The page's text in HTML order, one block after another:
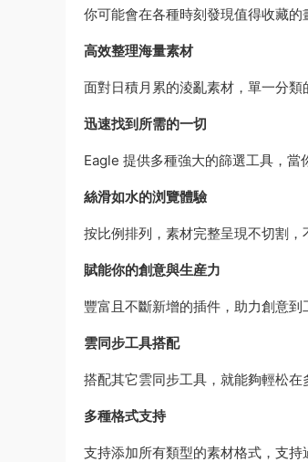
你可能會在各種時刻發現值得收藏的
高效整理海量素材
面對日積月累的淩亂素材，單一分類
迅速找到所需的一切
Eagle 提供多種強大的篩選工具，
絲滑如水的浏覽體驗
按比例排列，素材完整呈現不切割，
賦能你的創意與生産力
豐富且不斷新增的插件，助力創意
雲同步工具搭配
搭配其它雲同步工具，就能夠輕松在
多種格式支持
支持添加所有類型的素材格式，支持